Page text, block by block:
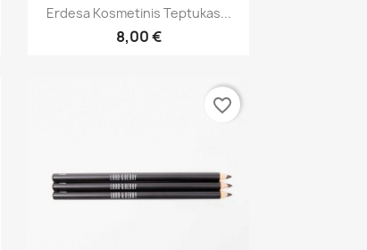
Greita peržiūra
Erdesa Kosmetinis Teptukas...
8,00 €
favorite_border